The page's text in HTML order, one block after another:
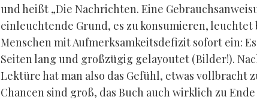
und heißt „Die Nachrichten. Eine
einleuchtende Grund, es zu konsumieren,
Menschen mit Aufmerksamkeitsdefizit sofort ein:
Seiten lang und großzügig gelayoutet (Bilder!).
Lektüre hat man also das Gefühl, etwas vollbracht
Chancen sind groß, das Buch auch wirklich zu Ende